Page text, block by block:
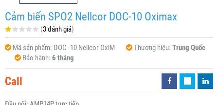
Cảm biến SPO2 Nellcor DOC-10 Oximax
(3 đánh giá)
Mã sản phẩm: DOC -10 Nellcor OxiM Thương hiệu: Trung Quốc
Bảo hành: 6 tháng
Call